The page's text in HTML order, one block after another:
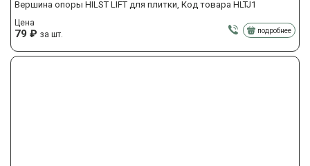
Вершина опоры HILST LIFT для плитки, Код товара HLTJ1
Цена
79 ₽ за шт. подробнее